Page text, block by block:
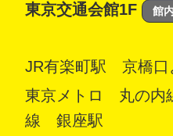
東京交通会館1F
館
JR有楽町駅 京橋口
東京メトロ 丸の内
線 銀座駅